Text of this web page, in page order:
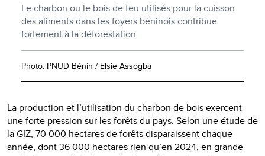
Le charbon ou le bois de feu utilisés pour la cuisson
des aliments dans les foyers béninois contribue
fortement à la déforestation
Photo: PNUD Bénin / Elsie Assogba
La production et l’utilisation du charbon de bois exercent
une forte pression sur les forêts du pays. Selon une étude de
la GIZ, 70 000 hectares de forêts disparaissent chaque
année, dont 36 000 hectares rien qu’en 2024, en grande